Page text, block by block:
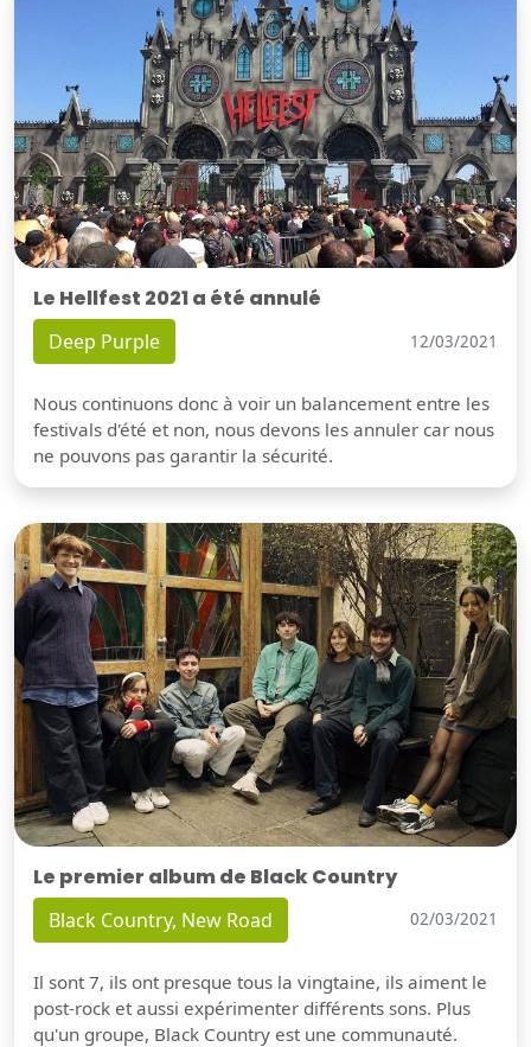
Le Hellfest 2021 a été annulé
Deep Purple 12/03/2021
Nous continuons donc à voir un balancement entre les
festivals d'été et non, nous devons les annuler car nous
ne pouvons pas garantir la sécurité.
Le premier album de Black Country
Black Country, New Road 02/03/2021
Il sont 7, ils ont presque tous la vingtaine, ils aiment le
post-rock et aussi expérimenter différents sons. Plus
qu'un groupe, Black Country est une communauté.